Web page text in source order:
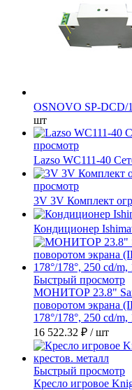
OSNOVO SP-DCD/
шт
просмотр
Lazso WC111-40
просмотр
3V 3V Комплект
Кондиционер
Быстрый просмотр
МОНИТОР 23.8"
поворотом экрана
178°/178°, 250 cd/
16 522.32 ₽ / шт
Быстрый просмотр
Кресло игровое